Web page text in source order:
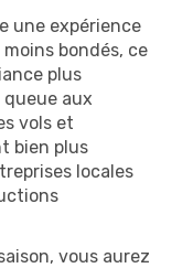
une expérience
bondés, ce
plus
aux
vols et
bien plus
locales
vous aurez